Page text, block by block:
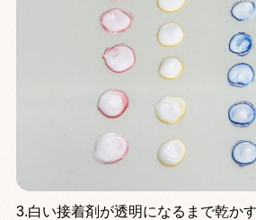
3.白い接着剤が透明になるまで乾か